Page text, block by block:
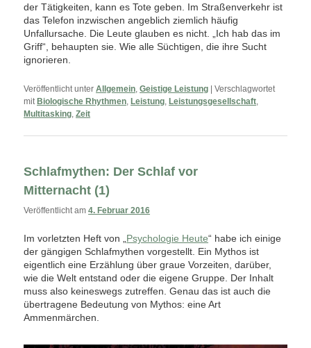
der Tätigkeiten, kann es Tote geben. Im Straßenverkehr ist
das Telefon inzwischen angeblich ziemlich häufig
Unfallursache. Die Leute glauben es nicht. „Ich hab das im
Griff“, behaupten sie. Wie alle Süchtigen, die ihre Sucht
ignorieren.
Veröffentlicht unter Allgemein ,Geistige Leistung |Verschlagwortet
mit Biologische Rhythmen ,Leistung ,Leistungsgesellschaft
Multitasking ,Zeit
Schlafmythen: Der Schlaf vor
Mitternacht (1)
Veröffentlicht am4. Februar 2016
Im vorletzten Heft von „Psychologie Heute“ habe ich einige
der gängigen Schlafmythen vorgestellt. Ein Mythos ist
eigentlich eine Erzählung über graue Vorzeiten, darüber,
wie die Welt entstand oder die eigene Gruppe. Der Inhalt
muss also keineswegs zutreffen. Genau das ist auch die
übertragene Bedeutung von Mythos: eine Art
Ammenmärchen.